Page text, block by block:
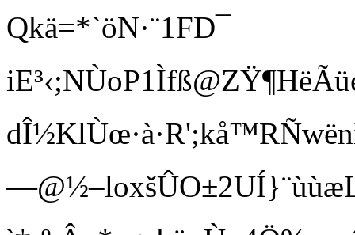
Qkä=*`öN·¨1F D¯
dÎ½KlÙœ·à·­R';kå™R
—@½–loxš ÛO